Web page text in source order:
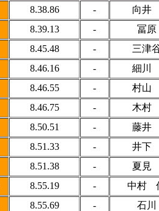
8.38.86 -
向井
8.39.13 -
冨
8.45.48 -
三津
8.46.16 -
細川
8.46.55 -
村山
8.46.75 -
木村
8.50.51 -
藤井
8.51.33 -
井下
8.51.38 -
夏見
8.55.19 -
中村
8.55.69 -
石